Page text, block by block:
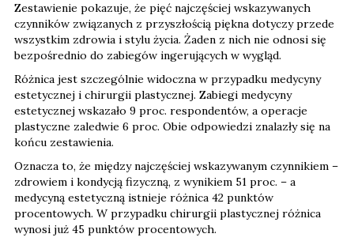
Zestawienie pokazuje, że pięć najczęściej wskazywanych
czynników związanych z przyszłością piękna dotyczy przede
wszystkim zdrowia i stylu życia. Żaden z nich nie odnosi się
bezpośrednio do zabiegów ingerujących w wygląd.
Różnica jest szczególnie widoczna w przypadku medycyny
estetycznej i chirurgii plastycznej. Zabiegi medycyny
estetycznej wskazało 9 proc. respondentów, a operacje
plastyczne zaledwie 6 proc. Obie odpowiedzi znalazły się na
końcu zestawienia.
Oznacza to, że między najczęściej wskazywanym czynnikiem –
zdrowiem i kondycją fizyczną, z wynikiem 51 proc. – a
medycyną estetyczną istnieje różnica 42 punktów
procentowych. W przypadku chirurgii plastycznej różnica
wynosi już 45 punktów procentowych.